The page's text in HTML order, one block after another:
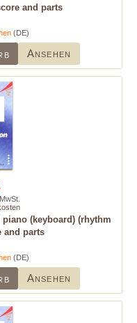
and parts
(DE)
Ansehen
(keyboard) (rhythm
and parts
(DE)
Ansehen